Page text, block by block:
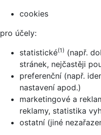
cookies
pro účely:
statistické(1) (např.
stránek, nejčastěji
preferenční (např.
nastavení apod.)
marketingové a
reklamy, statistika
ostatní (jiné